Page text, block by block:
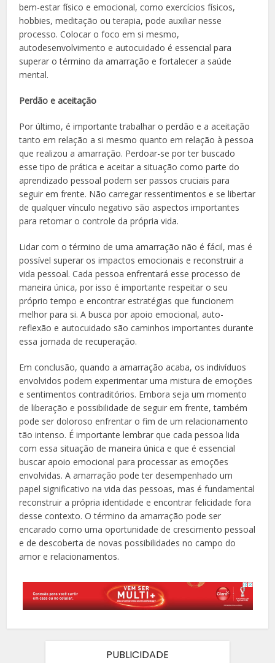
bem-estar físico e emocional, como exercícios físicos,
hobbies, meditação ou terapia, pode auxiliar nesse
processo. Colocar o foco em si mesmo,
autodesenvolvimento e autocuidado é essencial para
superar o término da amarração e fortalecer a saúde
mental.
Perdão e aceitação
Por último, é importante trabalhar o perdão e a aceitação
tanto em relação a si mesmo quanto em relação à pessoa
que realizou a amarração. Perdoar-se por ter buscado
esse tipo de prática e aceitar a situação como parte do
aprendizado pessoal podem ser passos cruciais para
seguir em frente. Não carregar ressentimentos e se libertar
de qualquer vínculo negativo são aspectos importantes
para retomar o controle da própria vida.
Lidar com o término de uma amarração não é fácil, mas é
possível superar os impactos emocionais e reconstruir a
vida pessoal. Cada pessoa enfrentará esse processo de
maneira única, por isso é importante respeitar o seu
próprio tempo e encontrar estratégias que funcionem
melhor para si. A busca por apoio emocional, auto-
reflexão e autocuidado são caminhos importantes durante
essa jornada de recuperação.
Em conclusão, quando a amarração acaba, os indivíduos
envolvidos podem experimentar uma mistura de emoções
e sentimentos contraditórios. Embora seja um momento
de liberação e possibilidade de seguir em frente, também
pode ser doloroso enfrentar o fim de um relacionamento
tão intenso. É importante lembrar que cada pessoa lida
com essa situação de maneira única e que é essencial
buscar apoio emocional para processar as emoções
envolvidas. A amarração pode ter desempenhado um
papel significativo na vida das pessoas, mas é fundamental
reconstruir a própria identidade e encontrar felicidade fora
desse contexto. O término da amarração pode ser
encarado como uma oportunidade de crescimento pessoal
e de descoberta de novas possibilidades no campo do
amor e relacionamentos.
PUBLICIDADE